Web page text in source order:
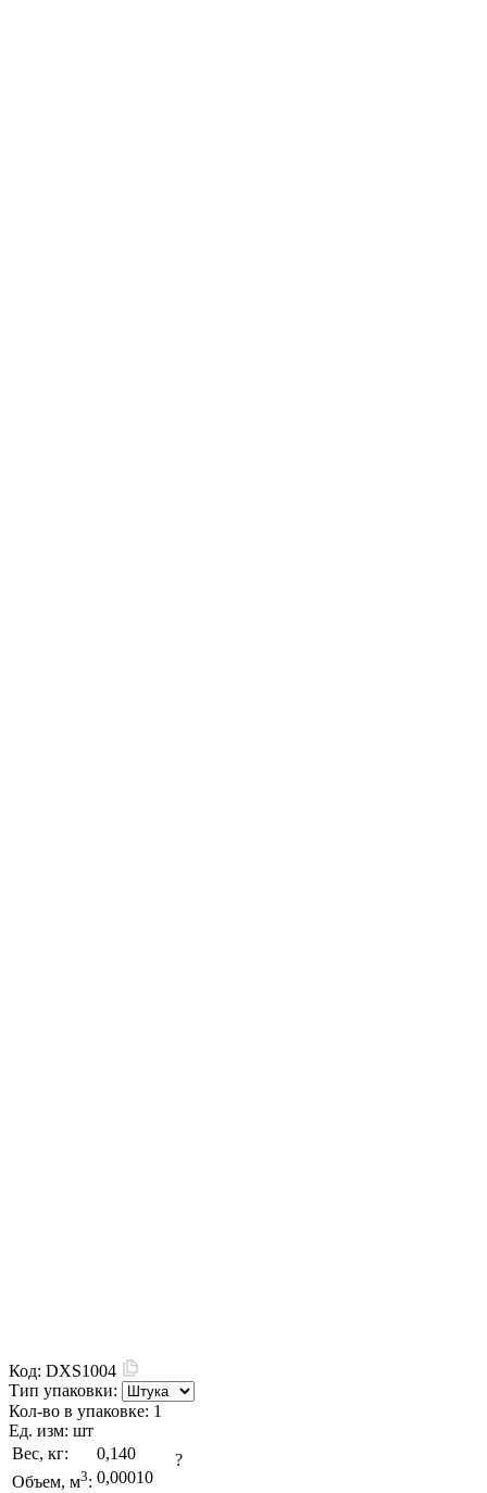
Код: DXS1004
Тип упаковки:
Кол-во в упаковке: 1
Ед. изм: шт
Вес, кг:
0,140
Объем, м3: 0,00010
?